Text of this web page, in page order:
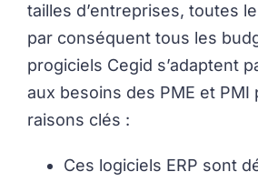
tailles d’entreprises, toutes
par conséquent tous les
progiciels Cegid s’adaptent
aux besoins des PME et PMI
raisons clés :
Ces logiciels ERP sont